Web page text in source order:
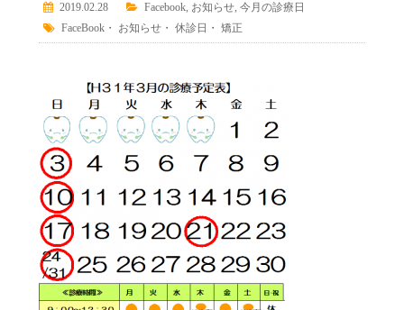
2019.02.28 Facebook, お知らせ, 今月の診療日
FaceBook・ お知らせ・ 休診日 ・ 矯正